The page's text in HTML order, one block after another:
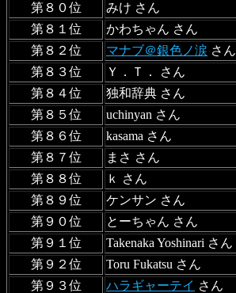
第８０位
みけ さん
第８１位
かわちゃん さん
第８２位
マナブ＠銀色ノ涙 さん
第８３位
Ｙ．Ｔ． さん
第８４位
独和辞典 さん
第８５位
uchinyan さん
第８６位
kasama さん
第８７位
まさ さん
第８８位
ｋ さん
第８９位
ケンサン さん
第９０位
とーちゃん さん
第９１位
Takenaka Yoshinari さん
第９２位
Toru Fukatsu さん
第９３位
ハラギャーテイ さん